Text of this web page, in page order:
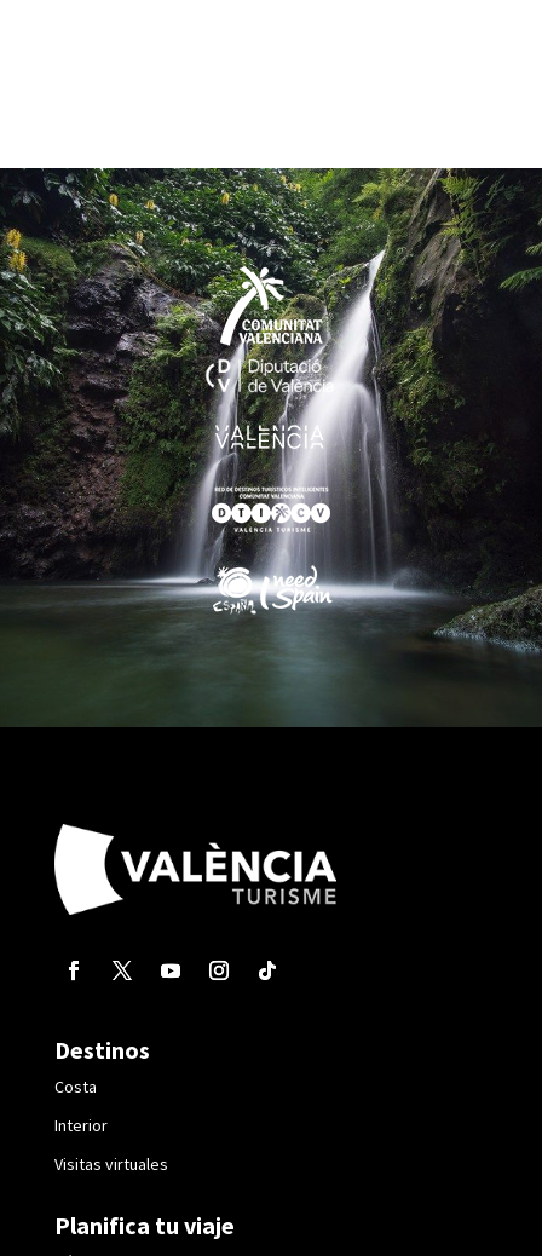
Destinos
Costa
Interior
Visitas virtuales
Planifica tu viaje